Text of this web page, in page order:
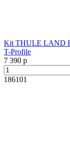
Kit THULE LAND
T-Profile
7 390 р
186101